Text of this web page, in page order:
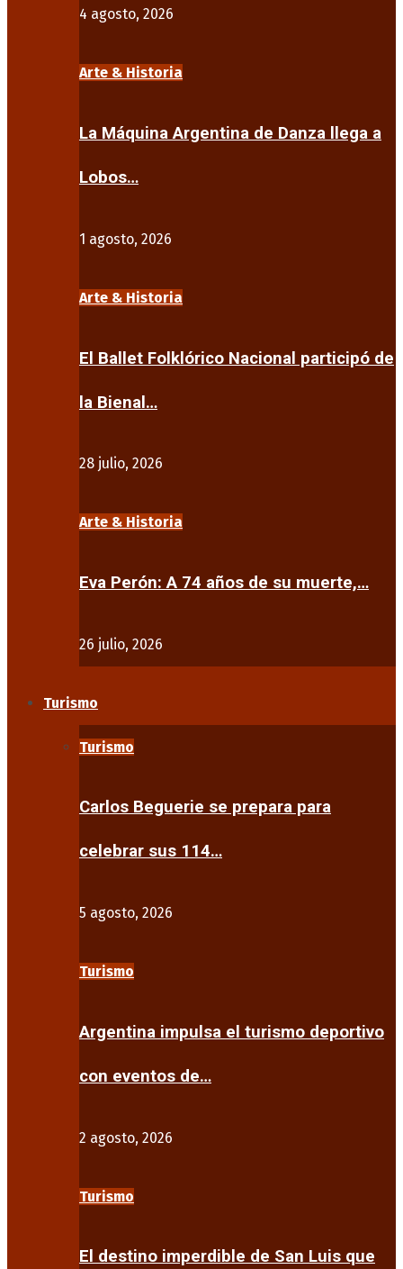
4 agosto, 2026
Arte & Historia
La Máquina Argentina de Danza llega a
Lobos…
1 agosto, 2026
Arte & Historia
El Ballet Folklórico Nacional participó de
la Bienal…
28 julio, 2026
Arte & Historia
Eva Perón: A 74 años de su muerte,…
26 julio, 2026
Turismo
Turismo
Carlos Beguerie se prepara para
celebrar sus 114…
5 agosto, 2026
Turismo
Argentina impulsa el turismo deportivo
con eventos de…
2 agosto, 2026
Turismo
El destino imperdible de San Luis que